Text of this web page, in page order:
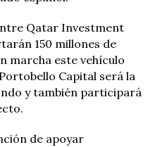
Qatar Investment
150 millones de
marcha este vehículo
Capital será la
y también participará
de apoyar